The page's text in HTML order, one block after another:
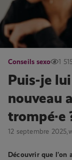
Conseils sexo 1
Puis-je
nouveau
trompé·e
12 septembre 2025,
Découvrir que l’on